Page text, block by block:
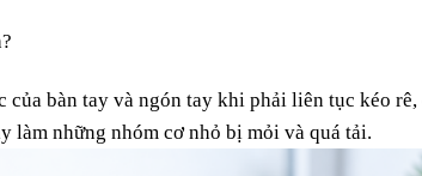
của bàn tay và ngón tay khi phải liên tục kéo
làm những nhóm cơ nhỏ bị mỏi và quá tải.